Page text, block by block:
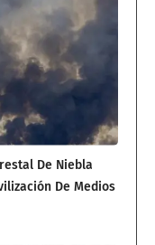
De Niebla
De Medios